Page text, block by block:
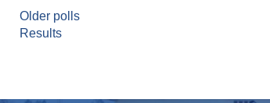
Older polls
Results